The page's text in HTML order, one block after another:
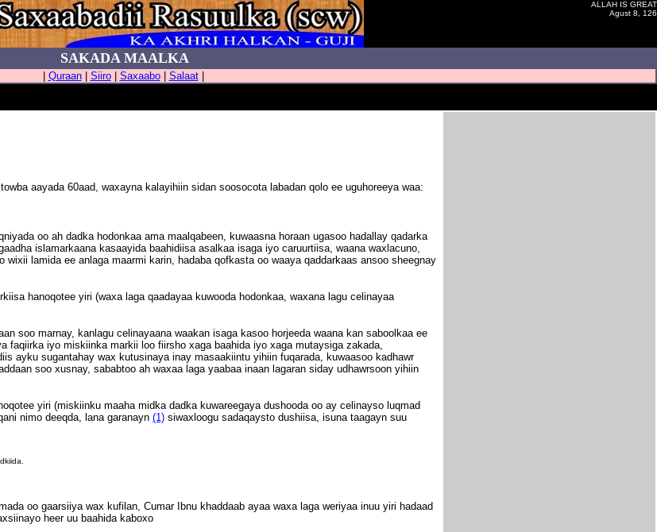
ALLAH IS GREAT
Agust 8, 126
SAKADA MAALKA
Quraan| Siiro| Saxaabo| Salaat|
aayada 60aad, waxayna kalayihiin sidan soosocota labadan qolo ee uguhoreeya waa:
oo ah dadka hodonkaa ama maalqabeen, kuwaasna horaan ugasoo hadallay qadarka
islamarkaana kasaayida baahidiisa asalkaa isaga iyo caruurtiisa, waana waxlacuno,
lamida ee anlaga maarmi karin, hadaba qofkasta oo waaya qaddarkaas ansoo sheegnay
hanoqotee yiri (waxa laga qaadayaa kuwooda hodonkaa, waxana lagu celinayaa
soo marnay, kanlagu celinayaana waakan isaga kasoo horjeeda waana kan saboolkaa ee
faqiirka iyo miskiinka markii loo fiirsho xaga baahida iyo xaga mutaysiga zakada,
ayku sugantahay wax kutusinaya inay masaakiintu yihiin fuqarada, kuwaasoo kadhawr
soo xusnay, sababtoo ah waxaa laga yaabaa inaan lagaran siday udhawrsoon yihiin
yiri (miskiinku maaha midka dadka kuwareegaya dushooda oo ay celinayso luqmad
nimo deeqda, lana garanayn (1) siwaxloogu sadaqaysto dushiisa, isuna taagayn suu
oo gaarsiiya wax kufilan, Cumar Ibnu khaddaab ayaa waxa laga weriyaa inuu yiri hadaad
heer uu baahida kaboxo